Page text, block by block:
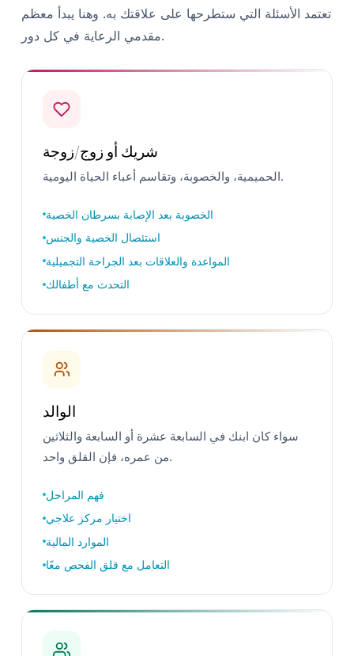
تعتمد الأسئلة التي ستطرحها على علاقتك به. وهنا يبدأ معظم
مقدمي الرعاية في كل دور.
شريك أو زوج/زوجة
الحميمية، والخصوبة، وتقاسم أعباء الحياة اليومية.
الخصوبة بعد الإصابة بسرطان الخصية
استئصال الخصية والجنس
المواعدة والعلاقات بعد الجراحة التجميلية
التحدث مع أطفالك
الوالد
سواء كان ابنك في السابعة عشرة أو السابعة والثلاثين
من عمره، فإن القلق واحد.
فهم المراحل
اختيار مركز علاجي
الموارد المالية
التعامل مع قلق الفحص معًا